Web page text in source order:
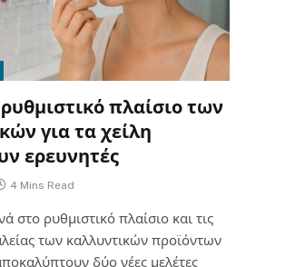
πλαίσιο των
για τα χείλη
ερευνητές
4 Mins Read
στο ρυθμιστικό πλαίσιο και τις
των καλλυντικών προϊόντων
δύο νέες μελέτες